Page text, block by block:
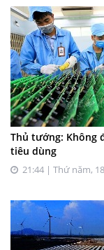
Thủ tướng: Không
tiêu dùng
21:44 | Thứ năm,